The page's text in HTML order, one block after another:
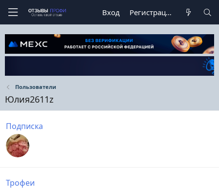
Вход Регистрация
Пользователи
Юлия2611z
Подписка
Трофеи